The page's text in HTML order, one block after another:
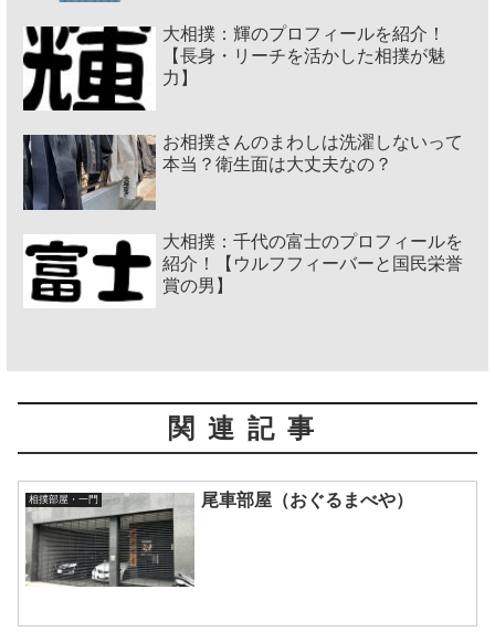
大相撲：輝のプロフィールを紹介！
【長身・リーチを活かした相撲が魅
力】
お相撲さんのまわしは洗濯しないって
本当？衛生面は大丈夫なの？
大相撲：千代の富士のプロフィールを
紹介！【ウルフフィーバーと国民栄誉
賞の男】
関連記事
相撲部屋・一門 尾車部屋（おぐるまべや）